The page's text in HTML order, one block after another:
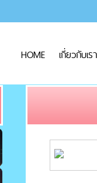
HOME เกี่ยวกับเรา